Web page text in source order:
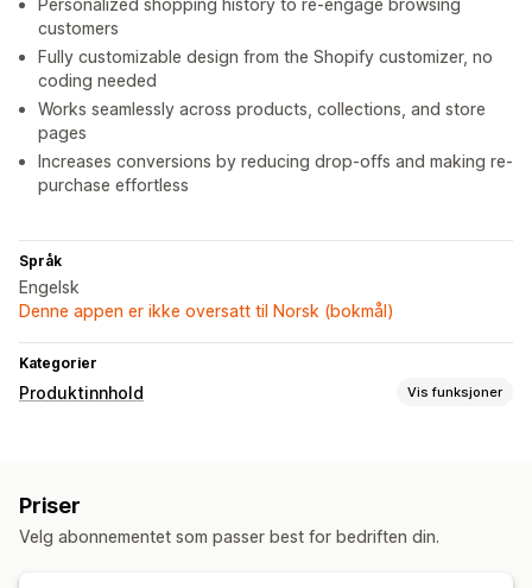
Personalized shopping history to re-engage browsing
customers
Fully customizable design from the Shopify customizer, no
coding needed
Works seamlessly across products, collections, and store
pages
Increases conversions by reducing drop-offs and making re-
purchase effortless
Språk
Engelsk
Denne appen er ikke oversatt til Norsk (bokmål)
Kategorier
Produktinnhold Vis funksjoner
Priser
Velg abonnementet som passer best for bedriften din.